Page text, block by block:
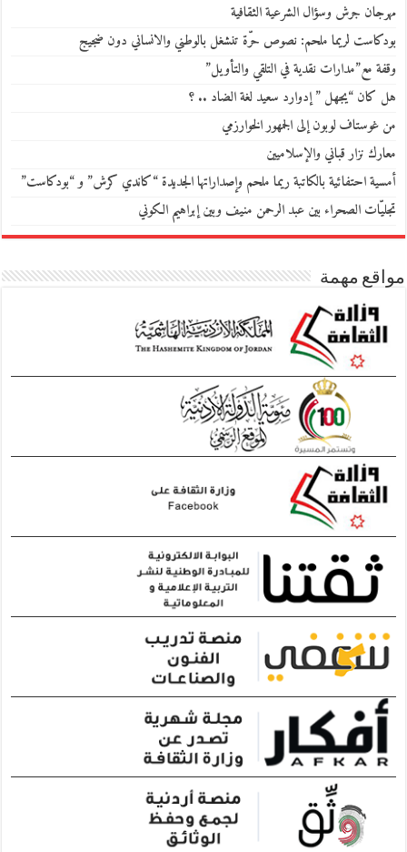
مهرجان جرش وسؤال الشرعية الثقافية
بودكاست لريما ملحم: نصوص حرّة تنشغل بالوطني والانساني دون ضجيج
وقفة مع”مدارات نقدية في التلقي والتأويل”
هل كان “يجهل ” إدوارد سعيد لغة الضاد .. ؟
من غوستاف لوبون إلى الجمهور الخوارزمي
معارك نزار قباني والإسلاميين
أمسية احتفائية بالكاتبة ريما ملحم وإصداراتها الجديدة “كاندي كرش” و “بودكاست”
تجليّات الصحراء بين عبد الرحمن منيف وبين إبراهيم الكوني
مواقع مهمة